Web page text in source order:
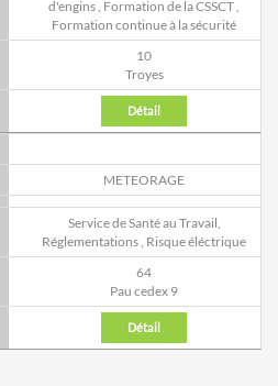
d'engins, Formation de la CSSCT,
Formation continue à la sécurité
10
Troyes
Détail
METEORAGE
Service de Santé au Travail,
Réglementations, Risque éléctrique
64
Pau cedex 9
Détail